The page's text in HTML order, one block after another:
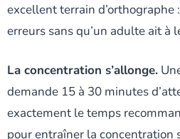
excellent terrain d’orthographe
erreurs sans qu’un adulte ait à
La concentration s’allonge.
demande 15 à 30 minutes
exactement le temps
pour entraîner la concentration